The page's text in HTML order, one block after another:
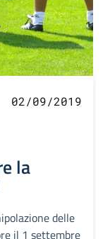
02/09/2019
la
delle
il 1 settembre